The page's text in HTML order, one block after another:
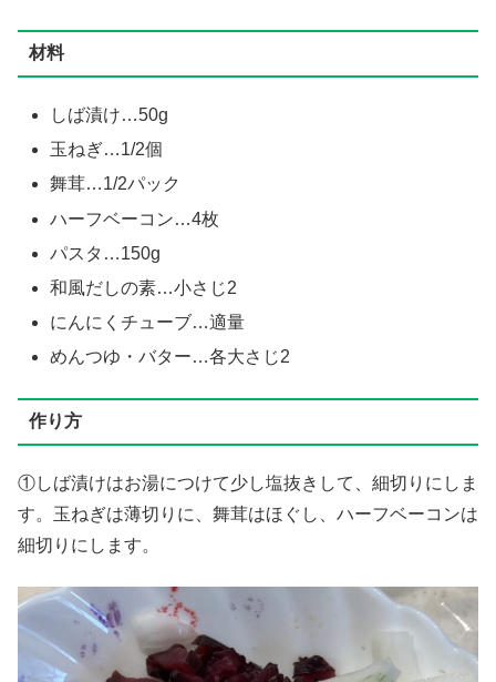
材料
しば漬け…50g
玉ねぎ…1/2個
舞茸…1/2パック
ハーフベーコン…4枚
パスタ…150g
和風だしの素…小さじ2
にんにくチューブ…適量
めんつゆ・バター…各大さじ2
作り方
①しば漬けはお湯につけて少し塩抜きして、細切りにしま
す。玉ねぎは薄切りに、舞茸はほぐし、ハーフベーコンは
細切りにします。